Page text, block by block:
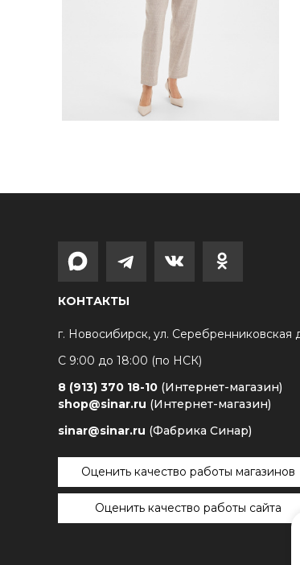
КОНТАКТЫ
г. Новосибирск, ул. Серебренниковская
С 9:00 до 18:00 (по НСК)
8 (913) 370 18-10 (Интернет-магазин)
shop@sinar.ru (Интернет-магазин)
sinar@sinar.ru (Фабрика Синар)
Оценить качество работы магазинов
Оценить качество работы сайта